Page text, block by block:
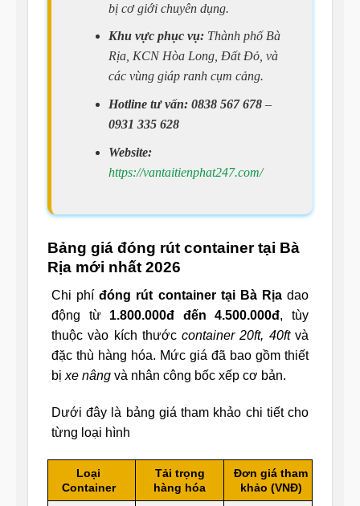
bị cơ giới chuyên dụng.
Khu vực phục vụ:Thành phố Bà
Rịa, KCN Hòa Long, Đất Đỏ, và
các vùng giáp ranh cụm cảng.
Hotline tư vấn: 0838 567 678–
0931 335 628
Website:
https://vantaitienphat247.com/
Bảng giá đóng rút container tại Bà
Rịa mới nhất 2026
Chi phíđóng rút container tại Bà Rịadao
động từ 1.800.000đ đến 4.500.000đ, tùy
thuộc vào kích thướccontainer 20ft, 40ftvà
đặc thù hàng hóa. Mức giá đã bao gồm thiết
bị xe nâng và nhân công bốc xếp cơ bản.
Dưới đây là bảng giá tham khảo chi tiết cho
từng loại hình
Loại
Container
Tải trọng
hàng hóa
Đơn giá tham
khảo (VNĐ)